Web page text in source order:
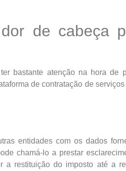
de cabeça
bastante atenção na hora de
de contratação de serviços
entidades com os dados
chamá-lo a prestar
a restituição do imposto até a